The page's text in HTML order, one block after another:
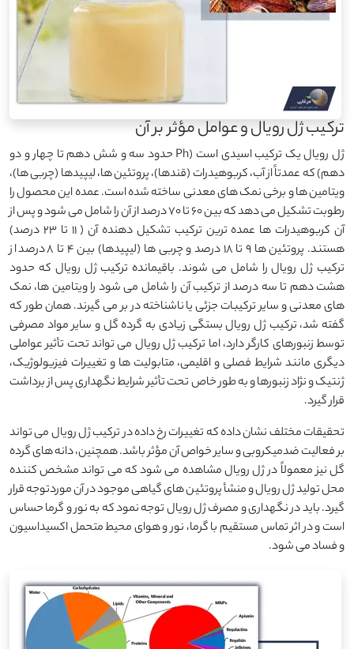
ترکیب ژل رویال و عوامل مؤثر بر آن
ژل رویال یک ترکیب اسیدی است (Ph حدود سه و شش دهم تا چهار و دو
دهم) که عمدتاً از آب، کربوهیدرات (قندها)، پروتئین ها، لیپیدها (چربی ها)،
ویتامین ها و برخی نمک های معدنی ساخته شده است. عمده این محصول را
رطوبت تشکیل می دهد که بین 60 تا 70 درصد از آن را شامل می شود و پس از
آن کربوهیدرات ها عمده ترین ترکیب تشکیل دهنده آن ( ۱۱ تا ۲۳ درصد)
هستند. پروتئین ها ۹ تا ۱۸ درصد و چربی ها (لیپیدها) بین ۴ تا ۸ درصد از
ترکیب ژل رویال را شامل می شوند. باقیمانده ترکیب ژل رویال که حدود
هشت دهم تا سه درصد از ترکیب آن را شامل می شود را ویتامین ها، نمک
های معدنی و سایر ترکیبات جزئی یا ناشناخته در بر می گیرند. همان طور که
گفته شد، ترکیب ژل رویال بستگی زیادی به گرده گل و سایر مواد مصرفی
توسط زنبورهای کارگر دارد، اما ترکیب ژل رویال می تواند تحت تأثیر عواملی
دیگری مانند شرایط فصلی و اقلیمی، متابولیت ها و تغییرات فیزیولوژیک،
ژنتیک و نژاد زنبورها و به طور خاص تحت تأثیر شرایط نگهداری پس از برداشت
قرار گیرد.
تحقیقات مختلف نشان داده که تغییرات رخ داده در ترکیب ژل رویال می تواند
بر فعالیت ضدمیکروبی و سایر خواص آن مؤثر باشد. همچنین، دانه های گرده
گل نیز معمولاً در ژل رویال مشاهده می شود که می تواند مشخص کننده
محل تولید ژل رویال و منشأ پروتئین های گیاهی موجود در آن موردتوجه قرار
گیرد. باید در نگهداری و مصرف ژل رویال توجه نمود که به نور و گرما حساس
است و در اثر تماس مستقیم با گرما، نور و هوای محیط متحمل اکسیداسیون
و فساد می شود.